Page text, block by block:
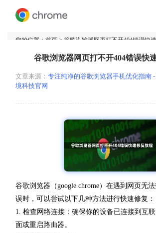
您的位置： 首页 > 谷歌浏览器网页打不开404错误快
谷歌浏览器网页打不开404错误快
文章来源： 专注纯净的谷歌浏览器手机优化指南 -
境科技官网
谷歌浏览器（google chrome）在遇到网页无
误时，可以尝试以下几种方法进行快速修复：
1. 检查网络连接：确保你的设备已连接到互
面或重启路由器。